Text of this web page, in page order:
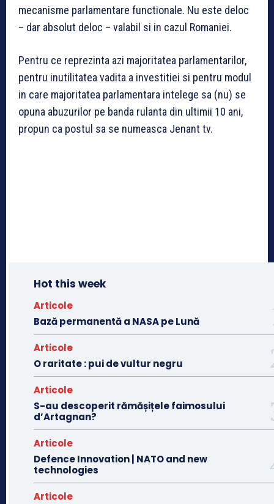
mecanisme parlamentare functionale. Nu este deloc
– dar absolut deloc – valabil si in cazul Romaniei.
Pentru ce reprezinta azi majoritatea parlamentarilor,
pentru inutilitatea vadita a investitiei si pentru modul
in care majoritatea parlamentara intelege sa (nu) se
opuna abuzurilor pe banda rulanta din ultimii 10 ani,
propun ca postul sa se numeasca Jenant tv.
Hot this week
Articole
Bază permanentă a NASA pe Lună
Articole
O raritate : pui de vultur negru
Articole
S-au descoperit rămășițele faimosului
d’Artagnan?
Articole
Defence Innovation | NATO and new
technologies
Articole